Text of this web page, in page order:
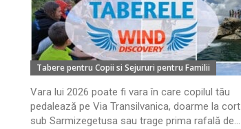
Tabere pentru Copii si Sejururi pentru Familii
Vara lui 2026 poate fi vara în care copilul tău
pedalează pe Via Transilvanica, doarme la cort
sub Sarmizegetusa sau trage prima rafală de...